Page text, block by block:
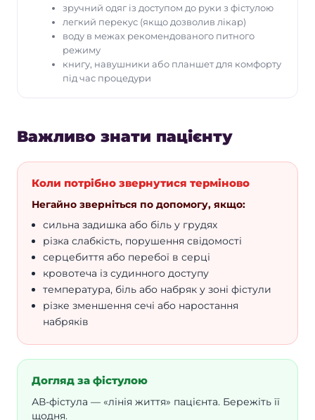
зручний одяг із доступом до руки з фістулою
легкий перекус (якщо дозволив лікар)
воду в межах рекомендованого питного
режиму
книгу, навушники або планшет для комфорту
під час процедури
Важливо знати пацієнту
Коли потрібно звернутися терміново
Негайно зверніться по допомогу, якщо:
сильна задишка або біль у грудях
різка слабкість, порушення свідомості
серцебиття або перебої в серці
кровотеча із судинного доступу
температура, біль або набряк у зоні фістули
різке зменшення сечі або наростання
набряків
Догляд за фістулою
АВ-фістула — «лінія життя» пацієнта. Бережіть її
щодня.